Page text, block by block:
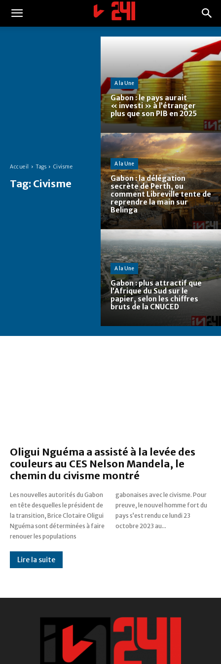
Accueil Tags Civisme
Tag: Civisme
A la Une
Gabon : le pays aurait
« investi » à l’étranger
plus que son PIB en 2025
A la Une
Gabon : la délégation
secrète de Perth, ou
comment Libreville tente de
reprendre la main sur
Belinga
A la Une
Gabon : plus attractif que
l’Afrique du Sud sur le
papier, selon les chiffres
bruts de la CNUCED
Oligui Nguéma a assisté à la levée des
couleurs au CES Nelson Mandela, le
chemin du civisme montré
Les nouvelles autorités du Gabon
en tête desquelles le président de
la transition, Brice Clotaire Oligui
Nguéma sont déterminées à faire
renouer les populations
gabonaises avec le civisme. Pour
preuve, le nouvel homme fort du
pays s’est rendu ce lundi 23
octobre 2023 au...
Lire la suite